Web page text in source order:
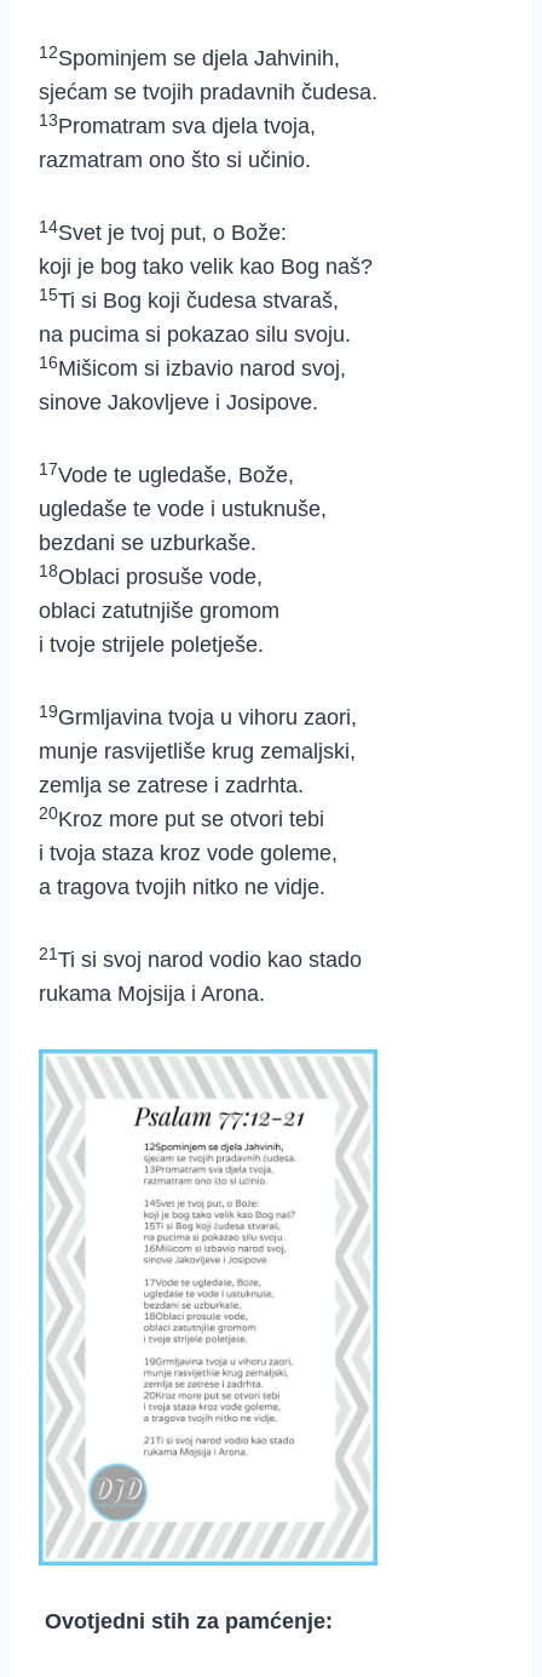
12Spominjem se djela Jahvinih,
sjećam se tvojih pradavnih čudesa.
13Promatram sva djela tvoja,
razmatram ono što si učinio.
14Svet je tvoj put, o Bože:
koji je bog tako velik kao Bog naš?
15Ti si Bog koji čudesa stvaraš,
na pucima si pokazao silu svoju.
16Mišicom si izbavio narod svoj,
sinove Jakovljeve i Josipove.
17Vode te ugledaše, Bože,
ugledaše te vode i ustuknuše,
bezdani se uzburkaše.
18Oblaci prosuše vode,
oblaci zatutnjiše gromom
i tvoje strijele poletješe.
19Grmljavina tvoja u vihoru zaori,
munje rasvijetliše krug zemaljski,
zemlja se zatrese i zadrhta.
20Kroz more put se otvori tebi
i tvoja staza kroz vode goleme,
a tragova tvojih nitko ne vidje.
21 Ti si svoj narod vodio kao stado
rukama Mojsija i Arona.
Ovotjedni stih za pamćenje: